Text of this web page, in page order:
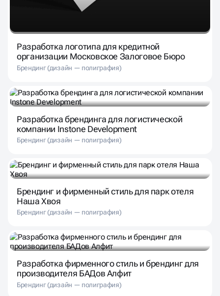
Разработка логотипа для кредитной
организации Московское Залоговое Бюро
Брендинг (дизайн — полиграфия)
Разработка брендинга для логистической
компании Instone Development
Брендинг (дизайн — полиграфия)
Брендинг и фирменный стиль для парк отеля
Наша Хвоя
Брендинг (дизайн — полиграфия)
Разработка фирменного стиль и брендинг для
производителя БАДов Алфит
Брендинг (дизайн — полиграфия)